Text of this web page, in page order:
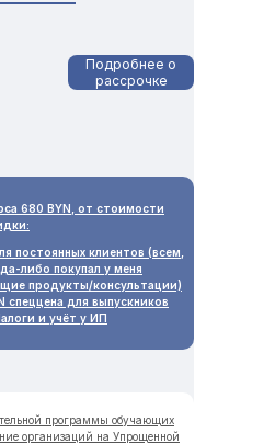
программы обучающих
организаций на Упрощенной
680 BYN, от стоимости
:
постоянных клиентов (всем,
либо покупал у меня
продукты/консультации)
спеццена для выпускников
и учёт у ИП
Подробнее о
рассрочке